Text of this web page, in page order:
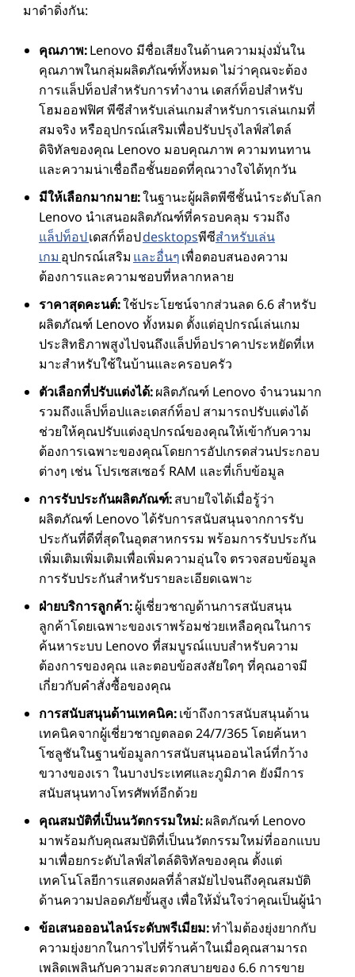
มาดําดิ่งกัน:
คุณภาพ:Lenovo มีชื่อเสียงในด้านความมุ่งมั่นใน
คุณภาพในกลุ่มผลิตภัณฑ์ทั้งหมด ไม่ว่าคุณจะต้อง
การแล็ปท็อปสําหรับการทํางาน เดสก์ท็อปสําหรับ
โฮมออฟฟิศ พีซีสําหรับเล่นเกมสําหรับการเล่นเกมที่
สมจริง หรืออุปกรณ์เสริมเพื่อปรับปรุงไลฟ์สไตล์
ดิจิทัลของคุณ Lenovo มอบคุณภาพ ความทนทาน
และความน่าเชื่อถือชั้นยอดที่คุณวางใจได้ทุกวัน
มีให้เลือกมากมาย:ในฐานะผู้ผลิตพีซีชั้นนําระดับโลก
Lenovo นําเสนอผลิตภัณฑ์ที่ครอบคลุม รวมถึง
แล็ปท็อปเดสก์ท็อปdesktopsพีซีสําหรับเล่น
เกม อุปกรณ์เสริม และอื่นๆเพื่อตอบสนองความ
ต้องการและความชอบที่หลากหลาย
ราคาสุดคะนต์:ใช้ประโยชน์จากส่วนลด 6.6 สําหรับ
ผลิตภัณฑ์ Lenovo ทั้งหมด ตั้งแต่อุปกรณ์เล่นเกม
ประสิทธิภาพสูงไปจนถึงแล็ปท็อปราคาประหยัดที่เห
มาะสําหรับใช้ในบ้านและครอบครัว
ตัวเลือกที่ปรับแต่งได้:ผลิตภัณฑ์ Lenovo จํานวนมาก
รวมถึงแล็ปท็อปและเดสก์ท็อป สามารถปรับแต่งได้
ช่วยให้คุณปรับแต่งอุปกรณ์ของคุณให้เข้ากับความ
ต้องการเฉพาะของคุณโดยการอัปเกรดส่วนประกอบ
ต่างๆ เช่น โปรเซสเซอร์ RAM และที่เก็บข้อมูล
การรับประกันผลิตภัณฑ์:สบายใจได้เมื่อรู้ว่า
ผลิตภัณฑ์ Lenovo ได้รับการสนับสนุนจากการรับ
ประกันที่ดีที่สุดในอุตสาหกรรม พร้อมการรับประกัน
เพิ่มเติมเพิ่มเติมเพื่อเพิ่มความอุ่นใจ ตรวจสอบข้อมูล
การรับประกันสําหรับรายละเอียดเฉพาะ
ฝ่ายบริการลูกค้า:ผู้เชี่ยวชาญด้านการสนับสนุน
ลูกค้าโดยเฉพาะของเราพร้อมช่วยเหลือคุณในการ
ค้นหาระบบ Lenovo ที่สมบูรณ์แบบสําหรับความ
ต้องการของคุณ และตอบข้อสงสัยใดๆ ที่คุณอาจมี
เกี่ยวกับคําสั่งซื้อของคุณ
การสนับสนุนด้านเทคนิค:เข้าถึงการสนับสนุนด้าน
เทคนิคจากผู้เชี่ยวชาญตลอด 24/7/365 โดยค้นหา
โซลูชันในฐานข้อมูลการสนับสนุนออนไลน์ที่กว้าง
ขวางของเรา ในบางประเทศและภูมิภาค ยังมีการ
สนับสนุนทางโทรศัพท์อีกด้วย
คุณสมบัติที่เป็นนวัตกรรมใหม่:ผลิตภัณฑ์ Lenovo
มาพร้อมกับคุณสมบัติที่เป็นนวัตกรรมใหม่ที่ออกแบบ
มาเพื่อยกระดับไลฟ์สไตล์ดิจิทัลของคุณ ตั้งแต่
เทคโนโลยีการแสดงผลที่ล้ําสมัยไปจนถึงคุณสมบัติ
ด้านความปลอดภัยขั้นสูง เพื่อให้มั่นใจว่าคุณเป็นผู้นํา
ข้อเสนอออนไลน์ระดับพรีเมียม:ทําไมต้องยุ่งยากกับ
ความยุ่งยากในการไปที่ร้านค้าในเมื่อคุณสามารถ
เพลิดเพลินกับความสะดวกสบายของ 6.6 การขาย